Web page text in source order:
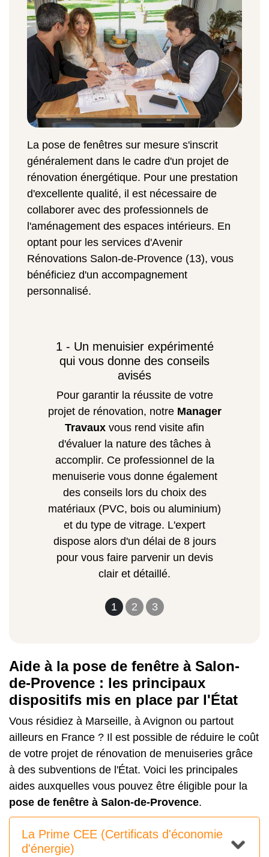
La pose de fenêtres sur mesure s'inscrit
généralement dans le cadre d'un projet de
rénovation énergétique. Pour une prestation
d'excellente qualité, il est nécessaire de
collaborer avec des professionnels de
l'aménagement des espaces intérieurs. En
optant pour les services d'Avenir
Rénovations Salon-de-Provence (13), vous
bénéficiez d'un accompagnement
personnalisé.
1 2 3
1 - Un menuisier expérimenté
qui vous donne des conseils
avisés
Pour garantir la réussite de votre
projet de rénovation, notre Manager
Travaux vous rend visite afin
d'évaluer la nature des tâches à
accomplir. Ce professionnel de la
menuiserie vous donne également
des conseils lors du choix des
matériaux (PVC, bois ou aluminium)
et du type de vitrage. L'expert
dispose alors d'un délai de 8 jours
pour vous faire parvenir un devis
clair et détaillé.
Aide à la pose de fenêtre à Salon-
de-Provence : les principaux
dispositifs mis en place par l'État
Vous résidiez à Marseille, à Avignon ou partout
ailleurs en France ? Il est possible de réduire le coût
de votre projet de rénovation de menuiseries grâce
à des subventions de l'État. Voici les principales
aides auxquelles vous pouvez être éligible pour la
pose de fenêtre à Salon-de-Provence.
La Prime CEE (Certificats d'économie
d'énergie)